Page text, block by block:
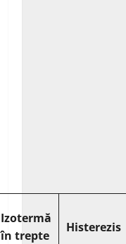
Izotermă
în trepte
Histerezis